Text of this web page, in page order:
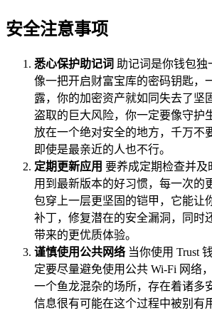
安全注意事项
悉心保护助记词 助记词是你钱包
像一把开启财富宝库的密码钥匙，
露，你的加密资产就如同失去了坚
盗取的巨大风险，你一定要像守护
放在一个绝对安全的地方，千万不
即使是最亲近的人也不行。
定期更新应用 要养成定期检查并及
用到最新版本的好习惯，每一次的
包穿上一层更坚固的铠甲，它能让
补丁，修复潜在的安全漏洞，同时
带来的更优质体验。
谨慎使用公共网络 当你使用 Trust
定要尽量避免使用公共 Wi-Fi 网络
一个鱼龙混杂的场所，存在着诸多
信息很有可能在这个过程中被别有